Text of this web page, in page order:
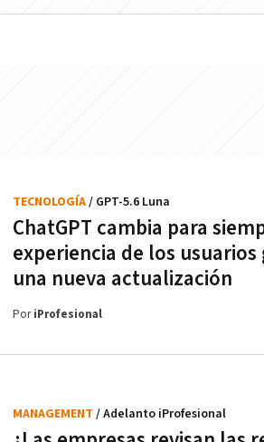
ChatGPT cambia para
experiencia de los
una nueva actualización
TECNOLOGÍA/ GPT-5.6 Luna
PoriProfesional
MANAGEMENT / Adelanto iProfesional